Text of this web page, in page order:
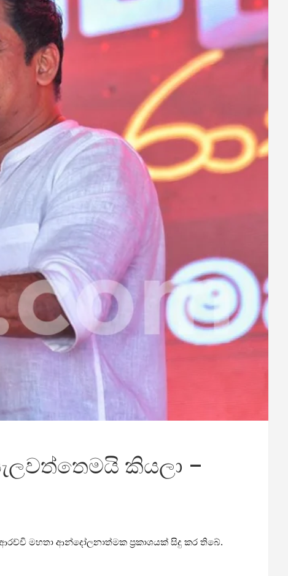
කියලා –
මහතා ආන්දෝලනාත්මක ප්‍රකාශයක් සිදු කර තිබේ.